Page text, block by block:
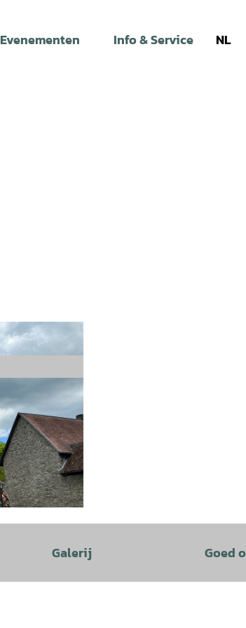
Evenementen Info & Service NL
Galerij Goed